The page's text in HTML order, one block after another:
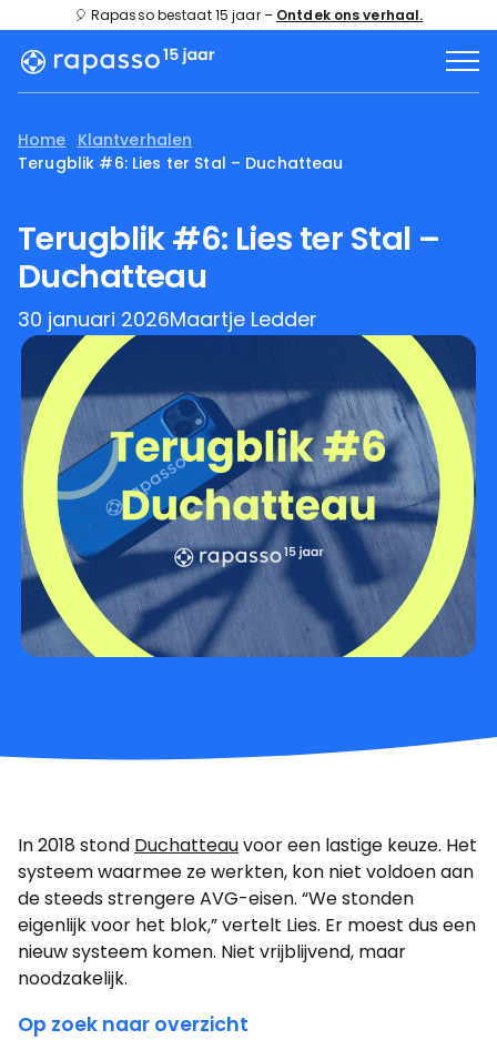
🎈 Rapasso bestaat 15 jaar – Ontdek ons verhaal.
Home Klantverhalen
Terugblik #6: Lies ter Stal – Duchatteau
Terugblik #6: Lies ter Stal –
Duchatteau
30 januari 2026Maartje Ledder
In 2018 stond Duchatteauvoor een lastige keuze. Het
systeem waarmee ze werkten, kon niet voldoen aan
de steeds strengere AVG-eisen. “We stonden
eigenlijk voor het blok,” vertelt Lies. Er moest dus een
nieuw systeem komen. Niet vrijblijvend, maar
noodzakelijk.
Op zoek naar overzicht